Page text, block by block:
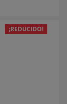
¡REDUCIDO!